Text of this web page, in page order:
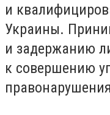
и
Украины.
и задержанию
к совершению